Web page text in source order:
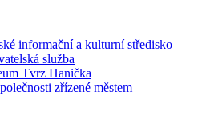
informační a kulturní středisko
služba
Tvrz Hanička
zřízené městem